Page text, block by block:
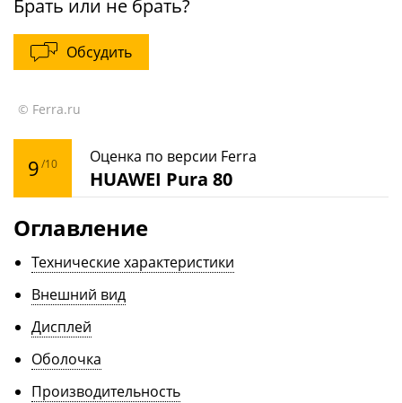
Брать или не брать?
Обсудить
© Ferra.ru
9/10 Оценка по версии Ferra
HUAWEI Pura 80
Оглавление
Технические характеристики
Внешний вид
Дисплей
Оболочка
Производительность